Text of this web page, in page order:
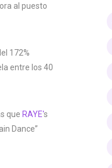
al puesto
172%
entre los 40
que RAYE's
Dance”